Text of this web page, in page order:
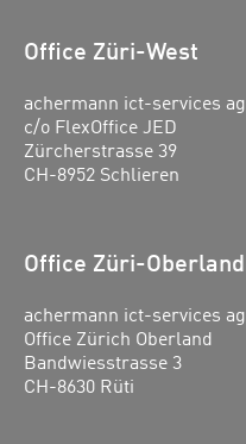
Office Züri-West
achermann ict-services ag
c/o FlexOffice JED
Zürcherstrasse 39
CH-8952 Schlieren
Office Züri-Oberland
achermann ict-services ag
Office Zürich Oberland
Bandwiesstrasse 3
CH-8630 Rüti